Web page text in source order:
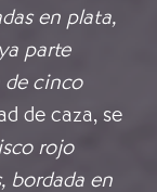
en plata,
parte
de cinco
de caza, se
rojo
bordada en